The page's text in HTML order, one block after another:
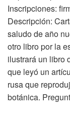
Inscripciones:
Descripción:
saludo de año
otro libro por la
ilustrará un libro
que leyó un
rusa que
botánica.